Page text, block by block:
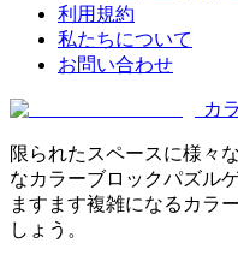
利用規約
私たちについて
お問い合わせ
カ
限られたスペースに様々
なカラーブロックパズル
ますます複雑になるカラ
しょう。